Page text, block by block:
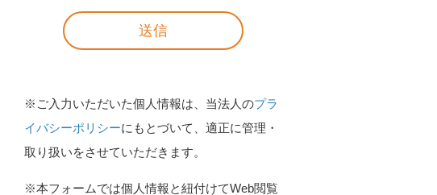
※ご入力いただいた個人情報は、当法人のプラ
イバシーポリシーにもとづいて、適正に管理・
取り扱いをさせていただきます。
※本フォームでは個人情報と紐付けてWeb閲覧